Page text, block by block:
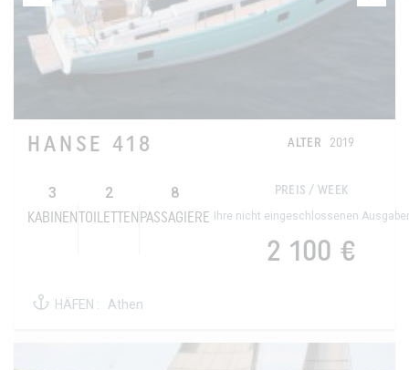
HANSE 418 ALTER 2019
3
KABINEN
2
TOILETTEN
8
PASSAGIERE
PREIS / WEEK
Ihre nicht eingeschlossenen
2 100 €
HÄFEN : Athen